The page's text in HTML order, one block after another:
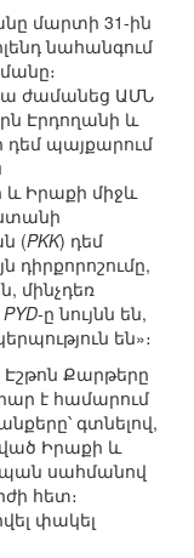
մարտի 31-ին
նահանգում
ժամանեց ԱՄՆ
Էրդողանի և
դեմ պայքարում
և Իրաքի միջև
(PKK) դեմ
դիրքորոշումը,
մինչդեռ
-ը նույնն են,
են»։
Քարթերը
է համարում
գտնելով,
Իրաքի և
սահմանով
հետ։
փակել